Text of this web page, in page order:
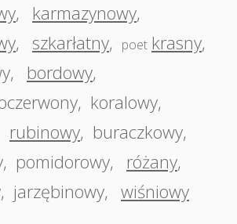
, karmazynowy,
, szkarłatny, poet krasny,
, bordowy,
, koralowy,
rubinowy, buraczkowy,
, pomidorowy, różany,
, jarzębinowy, wiśniowy